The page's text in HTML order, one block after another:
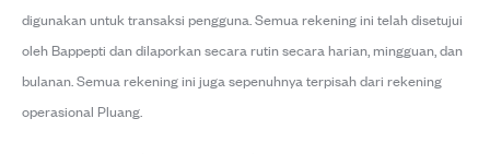
digunakan untuk transaksi pengguna. Semua rekening ini telah disetujui
oleh Bappepti dan dilaporkan secara rutin secara harian, mingguan, dan
bulanan. Semua rekening ini juga sepenuhnya terpisah dari rekening
operasional Pluang.